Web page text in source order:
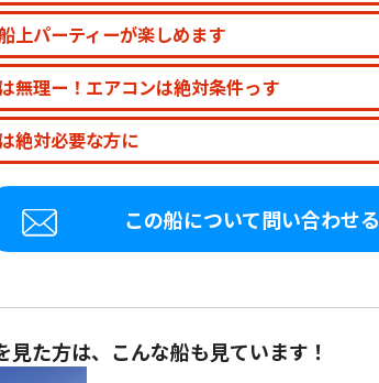
上パーティーが楽しめます
無理ー！エアコンは絶対条件っす
絶対必要な方に
この船について問い合わせる
見た方は、こんな船も見ています！